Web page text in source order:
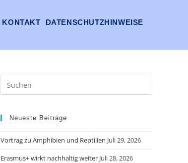
KONTAKT DATENSCHUTZHINWEISE
Neueste Beiträge
Vortrag zu Amphibien und Reptilien Juli 29, 2026
Erasmus+ wirkt nachhaltig weiter Juli 28, 2026